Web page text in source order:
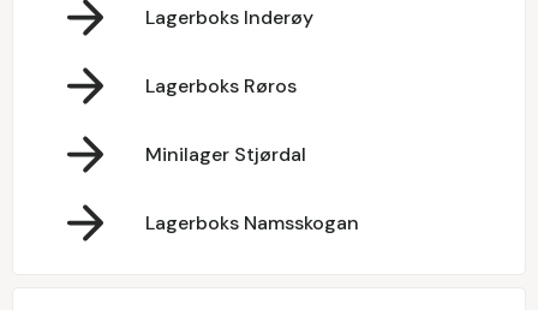
Lagerboks Inderøy
Lagerboks Røros
Minilager Stjørdal
Lagerboks Namsskogan